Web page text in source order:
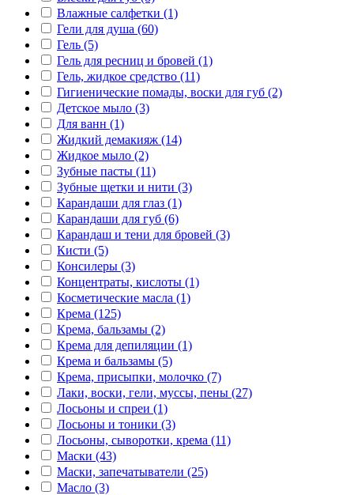
Влажные салфетки (1)
Гели для душа (60)
Гель (5)
Гель для ресниц и бровей (1)
Гель, жидкое средство (11)
Гигиенические помады, воски для губ (2)
Детское мыло (3)
Для ванн (1)
Жидкий демакияж (14)
Жидкое мыло (2)
Зубные пасты (11)
Зубные щетки и нити (3)
Карандаши для глаз (1)
Карандаши для губ (6)
Карандаш и тени для бровей (3)
Кисти (5)
Консилеры (3)
Концентраты, кислоты (1)
Косметические масла (1)
Крема (125)
Крема, бальзамы (2)
Крема для депиляции (1)
Крема и бальзамы (5)
Крема, присыпки, молочко (7)
Лаки, воски, гели, муссы, пены (27)
Лосьоны и спреи (1)
Лосьоны и тоники (3)
Лосьоны, сыворотки, крема (11)
Маски (43)
Маски, запечатыватели (25)
Масло (3)